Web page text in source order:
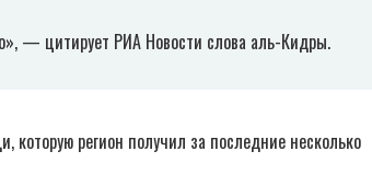
— цитирует РИА Новости слова аль-Кидры.
которую регион получил за последние несколько